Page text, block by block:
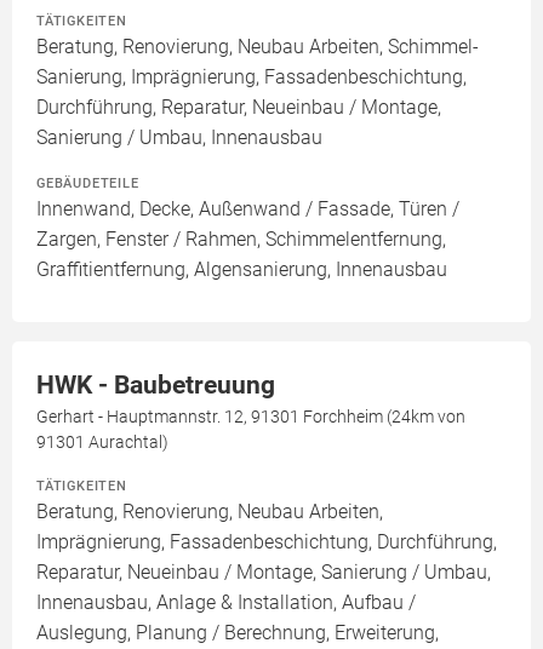
TÄTIGKEITEN
Beratung, Renovierung, Neubau Arbeiten, Schimmel-
Sanierung, Imprägnierung, Fassadenbeschichtung,
Durchführung, Reparatur, Neueinbau / Montage,
Sanierung / Umbau, Innenausbau
GEBÄUDETEILE
Innenwand, Decke, Außenwand / Fassade, Türen /
Zargen, Fenster / Rahmen, Schimmelentfernung,
Graffitientfernung, Algensanierung, Innenausbau
HWK - Baubetreuung
Gerhart - Hauptmannstr. 12, 91301 Forchheim (24km von
91301 Aurachtal)
TÄTIGKEITEN
Beratung, Renovierung, Neubau Arbeiten,
Imprägnierung, Fassadenbeschichtung, Durchführung,
Reparatur, Neueinbau / Montage, Sanierung / Umbau,
Innenausbau, Anlage & Installation, Aufbau /
Auslegung, Planung / Berechnung, Erweiterung,